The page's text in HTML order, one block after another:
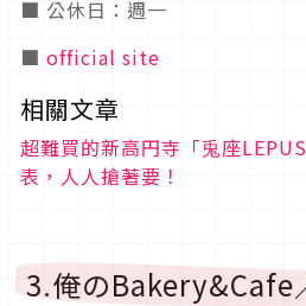
■ 公休日：週一
■ official site
相關文章
超難買的新高円寺「兎座
表，人人搶著要！
3.俺のBakery&Cafe